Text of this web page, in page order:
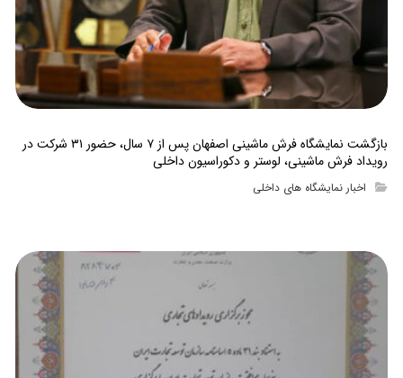
بازگشت نمایشگاه فرش ماشینی اصفهان پس از ۷ سال، حضور ۳۱ شرکت در
رویداد فرش ماشینی، لوستر و دکوراسیون داخلی
اخبار نمایشگاه های داخلی